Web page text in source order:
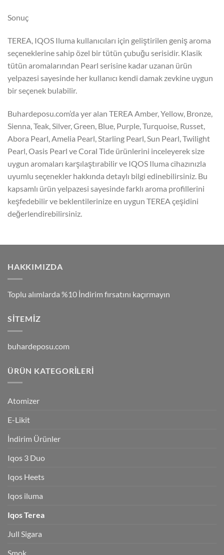
Sonuç
TEREA, IQOS Iluma kullanıcıları için geliştirilen geniş aroma
seçeneklerine sahip özel bir tütün çubuğu serisidir. Klasik
tütün aromalarından Pearl serisine kadar uzanan ürün
yelpazesi sayesinde her kullanıcı kendi damak zevkine uygun
bir seçenek bulabilir.
Buhardeposu.com’da yer alan TEREA Amber, Yellow, Bronze,
Sienna, Teak, Silver, Green, Blue, Purple, Turquoise, Russet,
Abora Pearl, Amelia Pearl, Starling Pearl, Sun Pearl, Twilight
Pearl, Oasis Pearl ve Coral Tide ürünlerini inceleyerek size
uygun aromaları karşılaştırabilir ve IQOS Iluma cihazınızla
uyumlu seçenekler hakkında detaylı bilgi edinebilirsiniz. Bu
kapsamlı ürün yelpazesi sayesinde farklı aroma profillerini
keşfedebilir ve beklentilerinize en uygun TEREA çeşidini
değerlendirebilirsiniz.
HAKKIMIZDA
Toplu alımlarda %10 İndirim fırsatını kaçırmayın
SITEMIZ
buhardeposu.com
ÜRÜN KATEGORILERI
Atomizer
E-Likit
İndirim Ürünler
Iqos 3 Duo
Iqos Heets
Iqos iluma
Iqos Terea
Jull Sigara
Smok